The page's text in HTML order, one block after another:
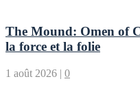
The Mound: Omen of
la force et la folie
1 août 2026 | 0